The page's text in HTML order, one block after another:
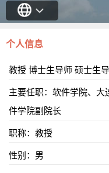
个人信息
教授 博士生导师 硕士生
主要任职：软件学院、
件学院副院长
职称：教授
性别：男